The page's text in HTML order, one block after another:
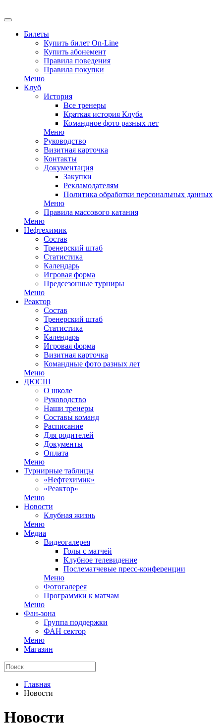
Билеты
Купить билет On-Line
Купить абонемент
Правила поведения
Правила покупки
Меню
Клуб
История
Все тренеры
Краткая история Клуба
Командное фото разных лет
Меню
Руководство
Визитная карточка
Контакты
Документация
Закупки
Рекламодателям
Политика обработки персональных данных
Меню
Правила массового катания
Меню
Нефтехимик
Состав
Тренерский штаб
Статистика
Календарь
Игровая форма
Предсезонные турниры
Меню
Реактор
Состав
Тренерский штаб
Статистика
Календарь
Игровая форма
Визитная карточка
Командные фото разных лет
Меню
ДЮСШ
О школе
Руководство
Наши тренеры
Составы команд
Расписание
Для родителей
Документы
Оплата
Меню
Турнирные таблицы
«Нефтехимик»
«Реактор»
Меню
Новости
Клубная жизнь
Меню
Медиа
Видеогалерея
Голы с матчей
Клубное телевидение
Послематчевые пресс-конференции
Меню
Фотогалерея
Программки к матчам
Меню
Фан-зона
Группа поддержки
ФАН сектор
Меню
Магазин
Главная
Новости
Новости